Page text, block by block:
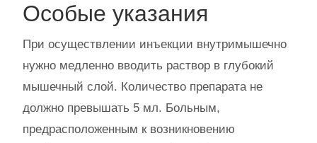
Особые указания
При осуществлении инъекции внутримышечно
нужно медленно вводить раствор в глубокий
мышечный слой. Количество препарата не
должно превышать 5 мл. Больным,
предрасположенным к возникновению